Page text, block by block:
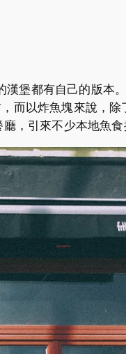
漢堡都有自己的版本
而以炸魚塊來說，
，引來不少本地魚食